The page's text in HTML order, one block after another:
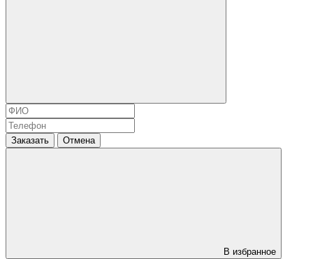
Заказать Отмена
В избранное